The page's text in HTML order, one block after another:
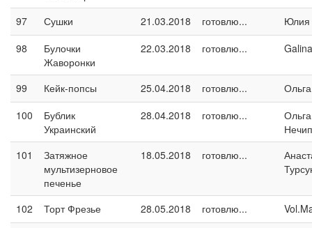
97 Сушки 21.03.2018 готовлю...
Юлия
98
Булочки
Жаворонки
22.03.2018 готовлю...
99 Кейк-попсы 25.04.2018 готовлю...
100
Бублик
Украинский
28.04.2018 готовлю...
Ольга
101
Затяжное
мультизерновое
печенье
18.05.2018 готовлю...
102 Торт Фрезье 28.05.2018 готовлю...